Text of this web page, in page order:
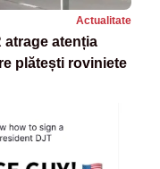
Actualitate
atenția
plătești roviniete